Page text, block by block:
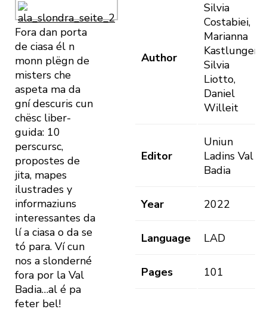
Fora dan porta
de ciasa él n
monn plëgn de
misters che
aspeta ma da
gní descuris cun
chësc liber-
guida: 10
perscursc,
propostes de
jita, mapes
ilustrades y
informaziuns
interessantes da
lí a ciasa o da se
tó para. Ví cun
nos a slonderné
fora por la Val
Badia…al é pa
feter bel!
Author
Silvia
Costabiei,
Marianna
Kastlunger,
Silvia
Liotto,
Daniel
Willeit
Editor
Uniun
Ladins Val
Badia
Year 2022
Language LAD
Pages 101